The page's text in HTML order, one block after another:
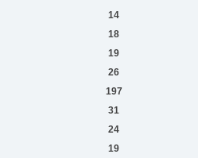
14
18
19
26
197
31
24
19